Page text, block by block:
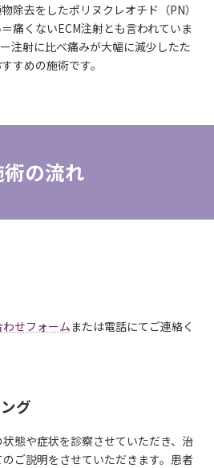
除去をしたポリヌクレオチド（PN）
痛くないECM注射とも言われていま
注射に比べ痛みが大幅に減少したた
すめの施術です。
の流れ
わせフォームまたは電話にてご連絡く
グ
態や症状を診察させていただき、治
ご説明をさせていただきます。患者